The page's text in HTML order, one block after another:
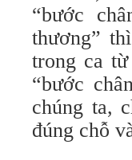
“bước
thương”
trong ca
“bước
chúng ta,
đúng chỗ